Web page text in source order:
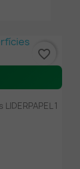
1
favorite_border